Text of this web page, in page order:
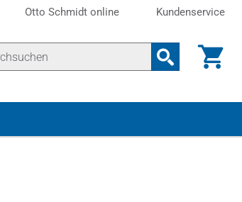
Otto Schmidt online Kundenservice